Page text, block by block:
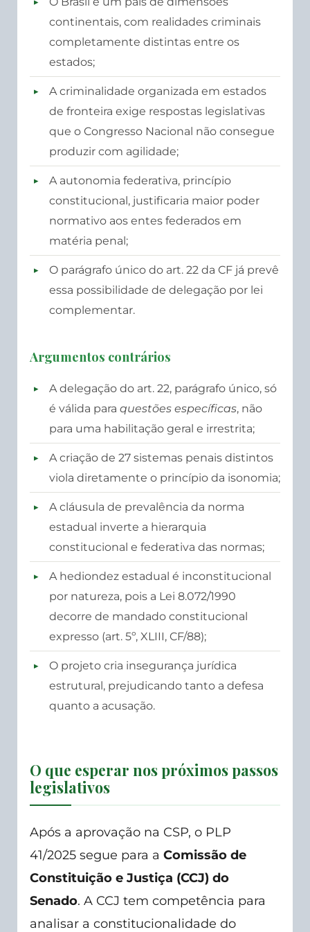
continentais, com realidades criminais
completamente distintas entre os
estados;
A criminalidade organizada em estados
de fronteira exige respostas legislativas
que o Congresso Nacional não consegue
produzir com agilidade;
A autonomia federativa, princípio
constitucional, justificaria maior poder
normativo aos entes federados em
matéria penal;
O parágrafo único do art. 22 da CF já prevê
essa possibilidade de delegação por lei
complementar.
Argumentos contrários
A delegação do art. 22, parágrafo único, só
é válida para questões específicas, não
para uma habilitação geral e irrestrita;
A criação de 27 sistemas penais distintos
viola diretamente o princípio da isonomia;
A cláusula de prevalência da norma
estadual inverte a hierarquia
constitucional e federativa das normas;
A hediondez estadual é inconstitucional
por natureza, pois a Lei 8.072/1990
decorre de mandado constitucional
expresso (art. 5º, XLIII, CF/88);
O projeto cria insegurança jurídica
estrutural, prejudicando tanto a defesa
quanto a acusação.
O que esperar nos próximos passos
legislativos
Após a aprovação na CSP, o PLP
41/2025 segue para a Comissão de
Constituição e Justiça (CCJ) do
Senado. A CCJ tem competência para
analisar a constitucionalidade do